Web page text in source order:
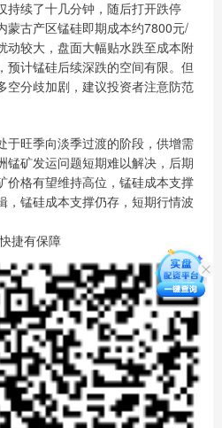
持续了十几分钟，随后打开跌停
蒙古产区锰硅即期成本约7800元/
动较大，盘面大幅贴水跌至成本附
预计锰硅后续深跌的空间有限。但
空分歧加剧，建议投资者注意防范
旺季向淡季过渡的阶段，供增需
锰矿发运问题短期难以解决，后期
价格有望维持高位，锰硅成本支撑
，锰硅成本支撑仍存，短期行情波
捷有保障